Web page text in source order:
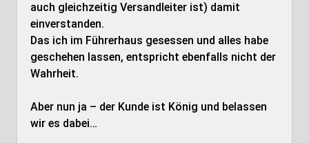
auch gleichzeitig Versandleiter ist) damit
einverstanden.
Das ich im Führerhaus gesessen und alles habe
geschehen lassen, entspricht ebenfalls nicht der
Wahrheit.
Aber nun ja – der Kunde ist König und belassen
wir es dabei…